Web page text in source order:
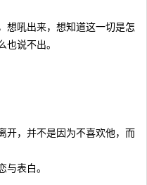
想吼出来，想知道这一切是怎
也说不出。
开，并不是因为不喜欢他，而
与表白。